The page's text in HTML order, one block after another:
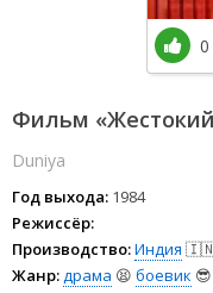
Фильм
Duniya
Год выхода: 1984
Режиссёр:
Производство:Индия
Жанр:драма 😫 боевик 😎
0